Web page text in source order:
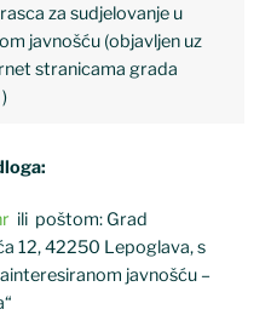
za sudjelovanje u
javnošću (objavljen uz
stranicama grada
)
ili poštom: Grad
12, 42250 Lepoglava, s
javnošću –